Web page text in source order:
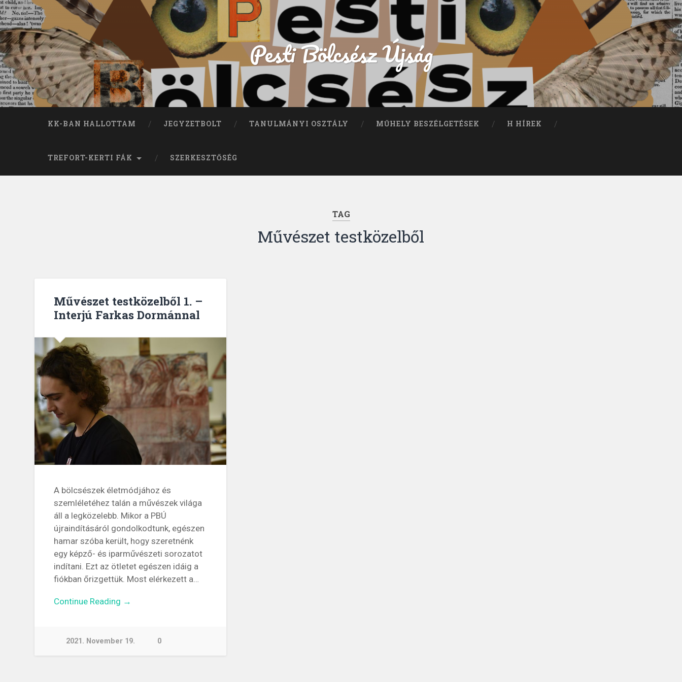
Pesti Bölcsész Újság
KK-BAN HALLOTTAM JEGYZETBOLT TANULMÁNYI OSZTÁLY MŰHELY BESZÉLGETÉSEK H HÍREK
TREFORT-KERTI FÁK SZERKESZTŐSÉG
TAG
Művészet testközelből
Művészet testközelből 1. –
Interjú Farkas Dormánnal
A bölcsészek életmódjához és
szemléletéhez talán a művészek világa
áll a legközelebb. Mikor a PBÚ
újraindításáról gondolkodtunk, egészen
hamar szóba került, hogy szeretnénk
egy képző- és iparművészeti sorozatot
indítani. Ezt az ötletet egészen idáig a
fiókban őrizgettük. Most elérkezett a…
Continue Reading →
2021. November 19. 0